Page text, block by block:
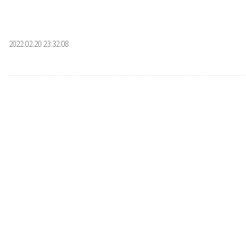
2022.02.20 23:32:08